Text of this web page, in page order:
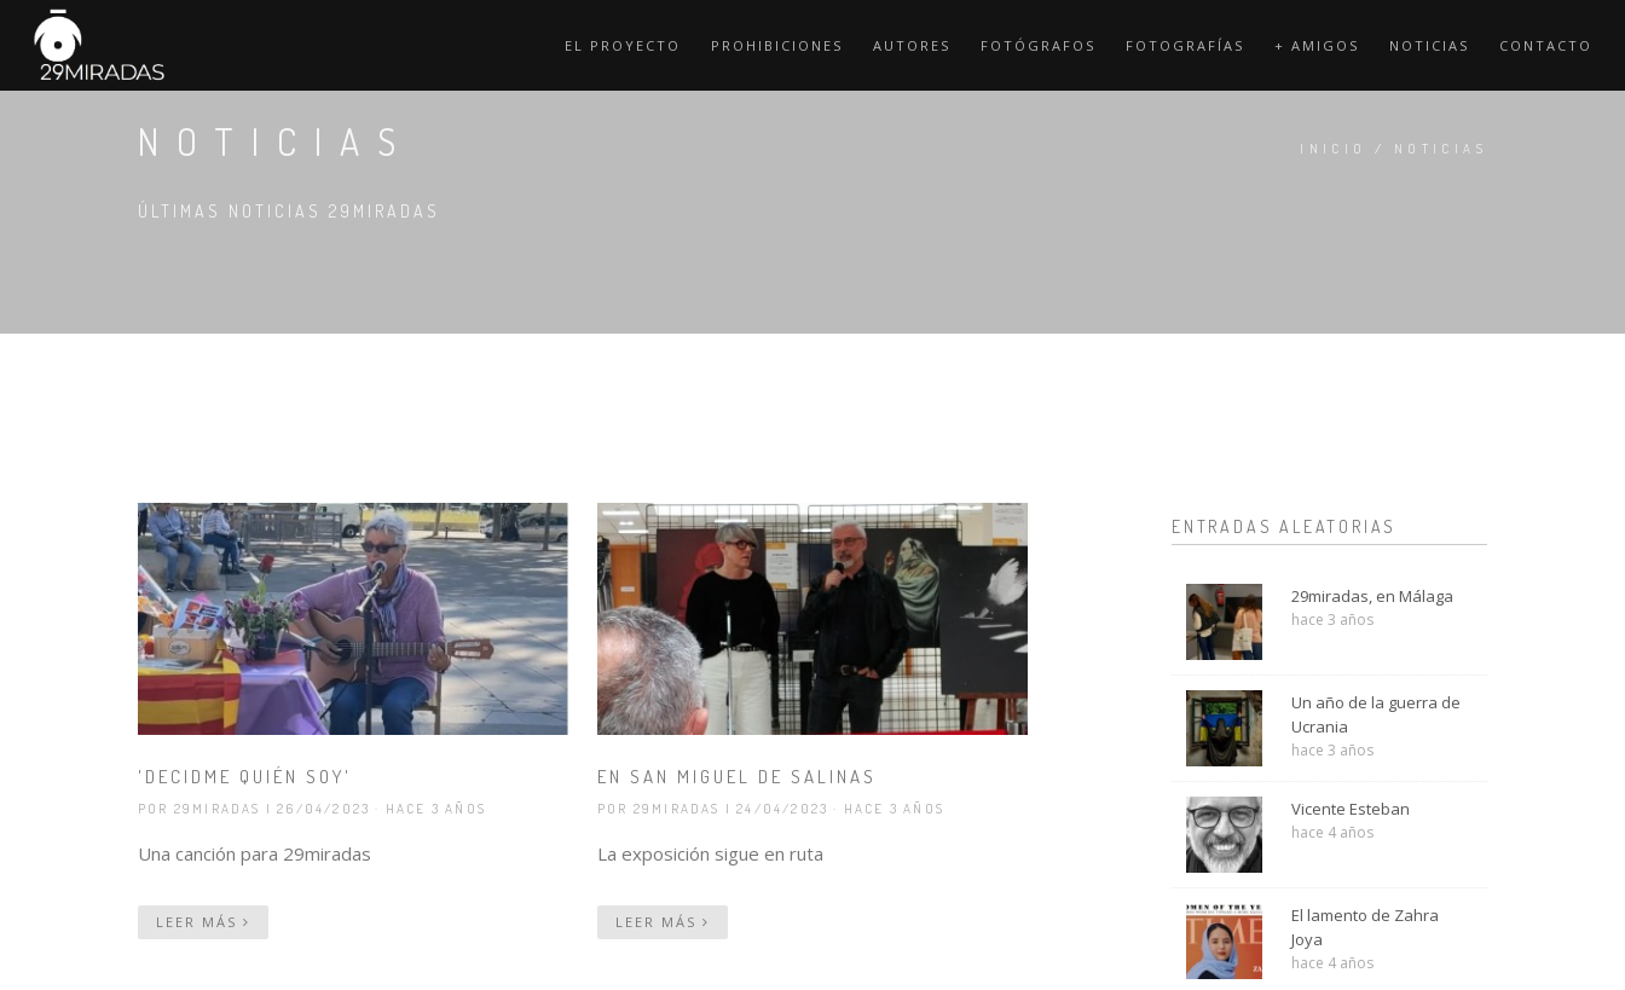
EL PROYECTO PROHIBICIONES AUTORES FOTÓGRAFOS FOTOGRAFÍAS + AMIGOS NOTICIAS CONTACTO
NOTICIAS
ÚLTIMAS NOTICIAS 29MIRADAS
INICIO / NOTICIAS
'DECIDME QUIÉN SOY'
POR 29MIRADAS | 26/04/2023 · HACE 3 AÑOS
Una canción para 29miradas
LEER MÁS
EN SAN MIGUEL DE SALINAS
POR 29MIRADAS | 24/04/2023 · HACE 3 AÑOS
La exposición sigue en ruta
LEER MÁS
ENTRADAS ALEATORIAS
29miradas, en Málaga
hace 3 años
Un año de la guerra de
Ucrania
hace 3 años
Vicente Esteban
hace 4 años
El lamento de Zahra
Joya
hace 4 años